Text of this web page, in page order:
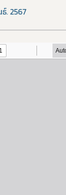
. 2567